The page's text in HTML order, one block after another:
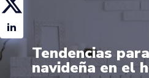
Tendencias
navideña en el